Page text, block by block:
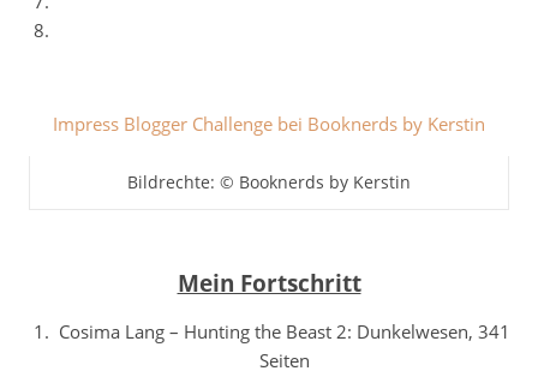
Impress Blogger Challenge bei Booknerds by Kerstin
Bildrechte: © Booknerds by Kerstin
Mein Fortschritt
Cosima Lang – Hunting the Beast 2: Dunkelwesen, 341
Seiten